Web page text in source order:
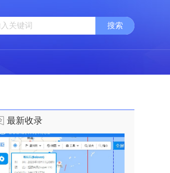
最新收录